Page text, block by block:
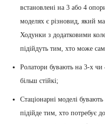
встановлені на 3 або 4
моделях є різновид, який
Ходунки з додатковими
підійдуть тим, хто може
Ролатори бувають на 3-х чи
більш стійкі;
Стаціонарні моделі
підійде тим, хто потребує